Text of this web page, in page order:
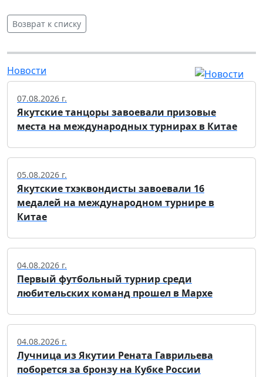
Возврат к списку
Новости
07.08.2026 г.
Якутские танцоры завоевали призовые
места на международных турнирах в Китае
05.08.2026 г.
Якутские тхэквондисты завоевали 16
медалей на международном турнире в
Китае
04.08.2026 г.
Первый футбольный турнир среди
любительских команд прошел в Мархе
04.08.2026 г.
Лучница из Якутии Рената Гаврильева
поборется за бронзу на Кубке России